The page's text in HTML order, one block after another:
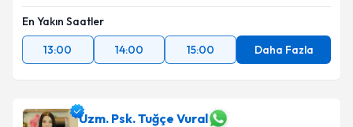
En Yakın Saatler
13:00
14:00 15:00 Daha Fazla
Uzm. Psk. Tuğçe Vural